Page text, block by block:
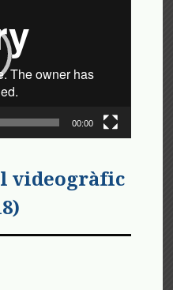
00:00
videogràfic